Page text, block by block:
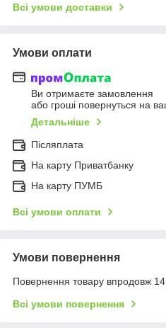
Всі умови доставки
Умови оплати
Ви отримаєте замовлення
або гроші повернуться на
Детальніше
Післяплата
На карту Приватбанку
На карту ПУМБ
Всі умови оплати
Умови повернення
Повернення товару впродовж 14
Всі умови повернення